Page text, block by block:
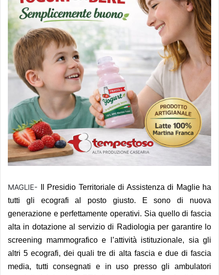
MAGLIE-
Il Presidio Territoriale di Assistenza di Maglie ha
tutti gli ecografi al posto giusto. E sono di nuova
generazione e perfettamente operativi. Sia quello di fascia
alta in dotazione al servizio di Radiologia per garantire lo
screening mammografico e l’attività istituzionale, sia gli
altri 5 ecografi, dei quali tre di alta fascia e due di fascia
media, tutti consegnati e in uso presso gli ambulatori